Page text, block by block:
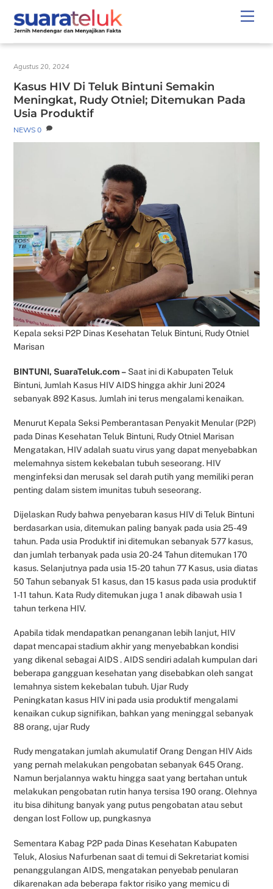
content
Agustus 20, 2024
Kasus HIV Di Teluk Bintuni Semakin
Meningkat, Rudy Otniel; Ditemukan Pada
Usia Produktif
NEWS 0
Kepala seksi P2P Dinas Kesehatan Teluk Bintuni, Rudy Otniel
Marisan
BINTUNI, SuaraTeluk.com – Saat ini di Kabupaten Teluk
Bintuni, Jumlah Kasus HIV AIDS hingga akhir Juni 2024
sebanyak 892 Kasus. Jumlah ini terus mengalami kenaikan.
Menurut Kepala Seksi Pemberantasan Penyakit Menular (P2P)
pada Dinas Kesehatan Teluk Bintuni, Rudy Otniel Marisan
Mengatakan, HIV adalah suatu virus yang dapat menyebabkan
melemahnya sistem kekebalan tubuh seseorang. HIV
menginfeksi dan merusak sel darah putih yang memiliki peran
penting dalam sistem imunitas tubuh seseorang.
Dijelaskan Rudy bahwa penyebaran kasus HIV di Teluk Bintuni
berdasarkan usia, ditemukan paling banyak pada usia 25-49
tahun. Pada usia Produktif ini ditemukan sebanyak 577 kasus,
dan jumlah terbanyak pada usia 20-24 Tahun ditemukan 170
kasus. Selanjutnya pada usia 15-20 tahun 77 Kasus, usia diatas
50 Tahun sebanyak 51 kasus, dan 15 kasus pada usia produktif
1-11 tahun. Kata Rudy ditemukan juga 1 anak dibawah usia 1
tahun terkena HIV.
Apabila tidak mendapatkan penanganan lebih lanjut, HIV
dapat mencapai stadium akhir yang menyebabkan kondisi
yang dikenal sebagai AIDS . AIDS sendiri adalah kumpulan dari
beberapa gangguan kesehatan yang disebabkan oleh sangat
lemahnya sistem kekebalan tubuh. Ujar Rudy
Peningkatan kasus HIV ini pada usia produktif mengalami
kenaikan cukup signifikan, bahkan yang meninggal sebanyak
88 orang, ujar Rudy
Rudy mengatakan jumlah akumulatif Orang Dengan HIV Aids
yang pernah melakukan pengobatan sebanyak 645 Orang.
Namun berjalannya waktu hingga saat yang bertahan untuk
melakukan pengobatan rutin hanya tersisa 190 orang. Olehnya
itu bisa dihitung banyak yang putus pengobatan atau sebut
dengan lost Follow up, pungkasnya
Sementara Kabag P2P pada Dinas Kesehatan Kabupaten
Teluk, Alosius Nafurbenan saat di temui di Sekretariat komisi
penanggulangan AIDS, mengatakan penyebab penularan
dikarenakan ada beberapa faktor risiko yang memicu di